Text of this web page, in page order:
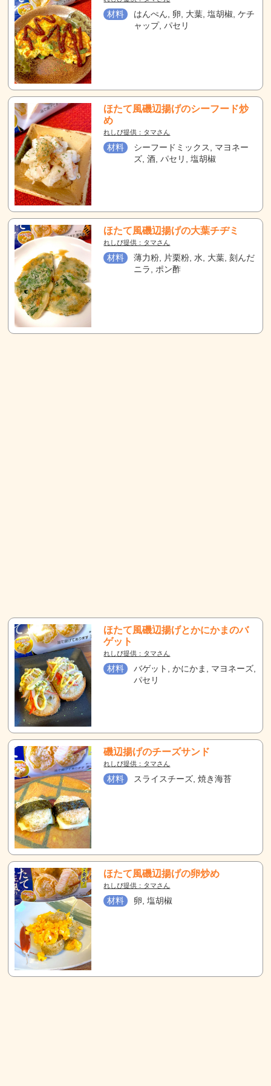
材料
はんぺん, 卵, 大葉, 塩胡椒, ケチ
ャップ, パセリ
ほたて風磯辺揚げのシーフード炒
め
れしぴ提供：タマさん
材料
シーフードミックス, マヨネー
ズ, 酒, パセリ, 塩胡椒
ほたて風磯辺揚げの大葉チヂミ
れしぴ提供：タマさん
材料
薄力粉, 片栗粉, 水, 大葉, 刻んだ
ニラ, ポン酢
ほたて風磯辺揚げとかにかまのバ
ゲット
れしぴ提供：タマさん
材料
バゲット, かにかま, マヨネーズ,
パセリ
磯辺揚げのチーズサンド
れしぴ提供：タマさん
材料 スライスチーズ, 焼き海苔
ほたて風磯辺揚げの卵炒め
れしぴ提供：タマさん
材料 卵, 塩胡椒